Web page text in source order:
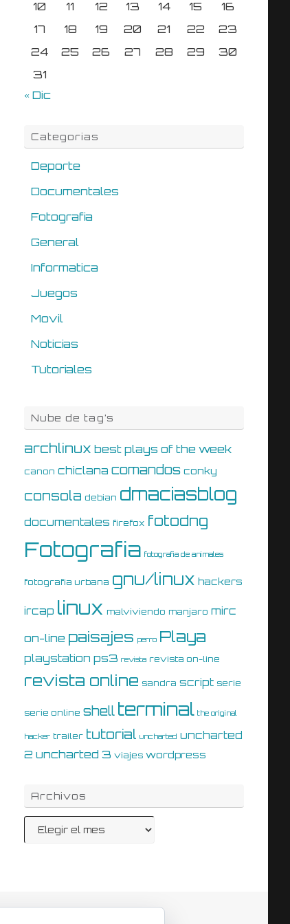
10
11 12 13 14 15
16
17
18 19 20 21 22
23
24
25 26 27 28 29
30
31
« Dic
Categorias
Deporte
Documentales
Fotografia
General
Informatica
Juegos
Movil
Noticias
Tutoriales
Nube de tag’s
archlinux best plays of the week
canon chiclana comandos conky
consola debian dmaciasblog
documentales firefox fotodng
Fotografia fotografia de animales
fotografia urbana gnu/linux hackers
ircap linux malviviendo manjaro mirc
on-line paisajes perro Playa
playstation ps3 revista revista on-line
revista online sandra script serie
serie online shell terminal the original
hacker trailer tutorial uncharted uncharted
2 uncharted 3 viajes wordpress
Archivos
Archivos